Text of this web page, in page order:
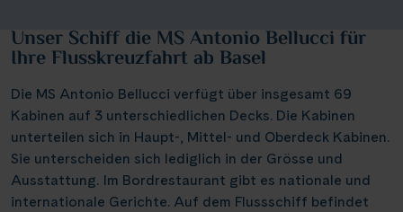
Unser Schiff die MS Antonio Bellucci für
Ihre Flusskreuzfahrt ab Basel
Die MS Antonio Bellucci verfügt über insgesamt 69
Kabinen auf 3 unterschiedlichen Decks. Die Kabinen
unterteilen sich in Haupt-, Mittel- und Oberdeck Kabinen.
Sie unterscheiden sich lediglich in der Grösse und
Ausstattung. Im Bordrestaurant gibt es nationale und
internationale Gerichte. Auf dem Flussschiff befindet